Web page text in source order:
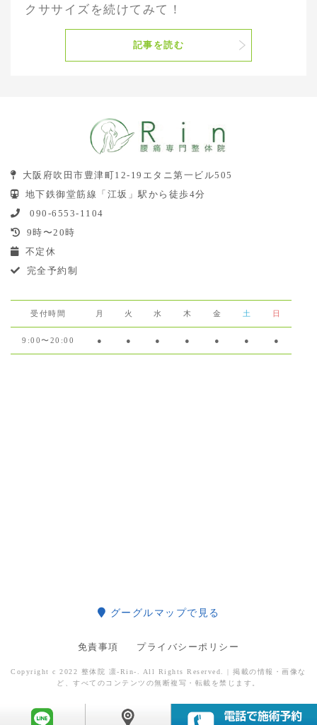
クササイズを続けてみて！
記事を読む
大阪府吹田市豊津町12-19エタニ第一ビル505
地下鉄御堂筋線「江坂」駅から徒歩4分
090-6553-1104
9時〜20時
不定休
完全予約制
受付時間 月 火 水 木 金 土 日
9:00〜20:00 ● ● ● ● ● ● ●
グーグルマップで見る
免責事項 プライバシーポリシー
Copyright c 2022 整体院 凛-Rin-. All Rights Reserved. | 掲載の情報・画像な
ど、すべてのコンテンツの無断複写・転載を禁じます。